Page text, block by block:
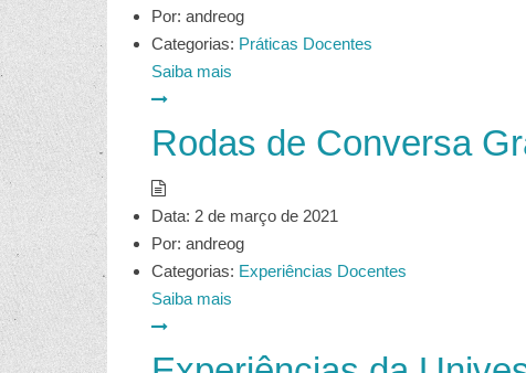
Por: andreog
Categorias: Práticas Docentes
Saiba mais
Rodas de Conversa
Data: 2 de março de 2021
Por: andreog
Categorias: Experiências Docentes
Saiba mais